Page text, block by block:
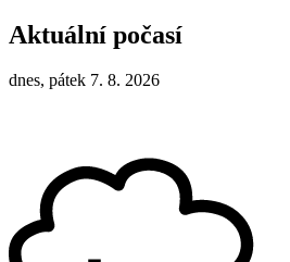
Aktuální počasí
dnes, pátek 7. 8. 2026